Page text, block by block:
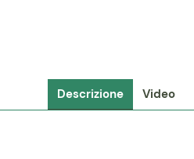
Descrizione Video